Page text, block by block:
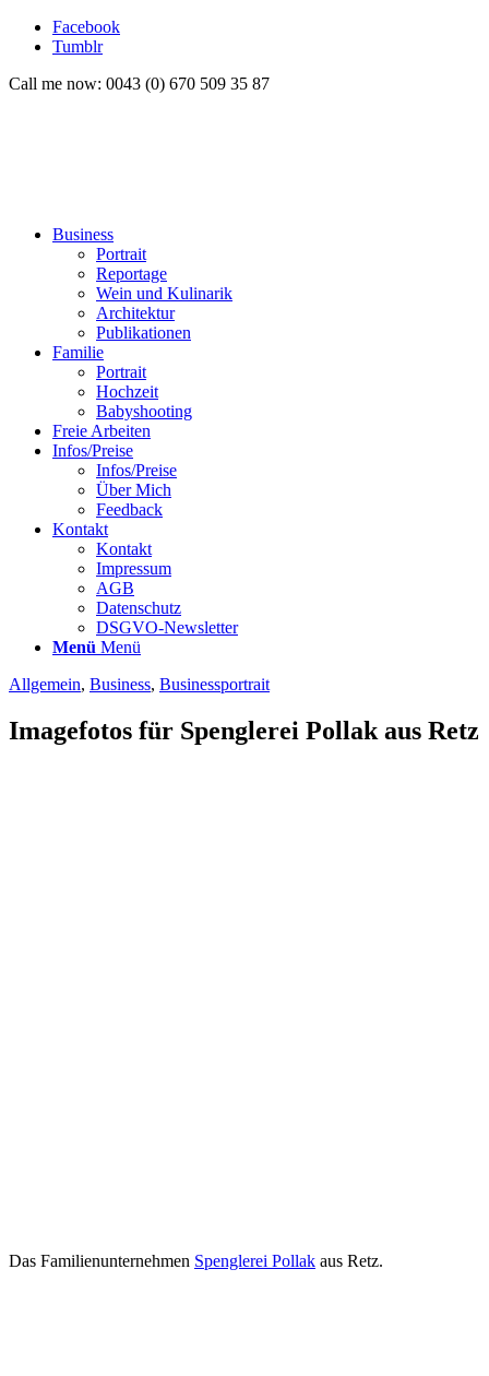
Facebook
Tumblr
Call me now: 0043 (0) 670 509 35 87
Business
Portrait
Reportage
Wein und Kulinarik
Architektur
Publikationen
Familie
Portrait
Hochzeit
Babyshooting
Freie Arbeiten
Infos/Preise
Infos/Preise
Über Mich
Feedback
Kontakt
Kontakt
Impressum
AGB
Datenschutz
DSGVO-Newsletter
Menü Menü
Allgemein, Business, Businessportrait
Imagefotos für Spenglerei Pollak aus Retz
Das Familienunternehmen Spenglerei Pollak aus Retz.